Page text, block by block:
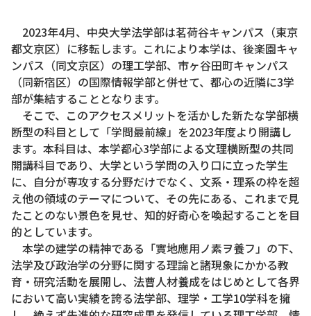
2023年4月、中央大学法学部は茗荷谷キャンパス（東京
都文京区）に移転します。これにより本学は、後楽園キャ
ンパス（同文京区）の理工学部、市ヶ谷田町キャンパス
（同新宿区）の国際情報学部と併せて、都心の近隣に3学
部が集結することとなります。
そこで、このアクセスメリットを活かした新たな学部横
断型の科目として「学問最前線」を2023年度より開講し
ます。本科目は、本学都心3学部による文理横断型の共同
開講科目であり、大学という学問の入り口に立った学生
に、自分が専攻する分野だけでなく、文系・理系の枠を超
え他の領域のテーマについて、その先にある、これまで見
たことのない景色を見せ、知的好奇心を喚起することを目
的としています。
本学の建学の精神である「實地應用ノ素ヲ養フ」の下、
法学及び政治学の分野に関する理論と諸現象にかかる教
育・研究活動を展開し、法曹人材養成をはじめとして各界
において高い実績を誇る法学部、理学・工学10学科を擁